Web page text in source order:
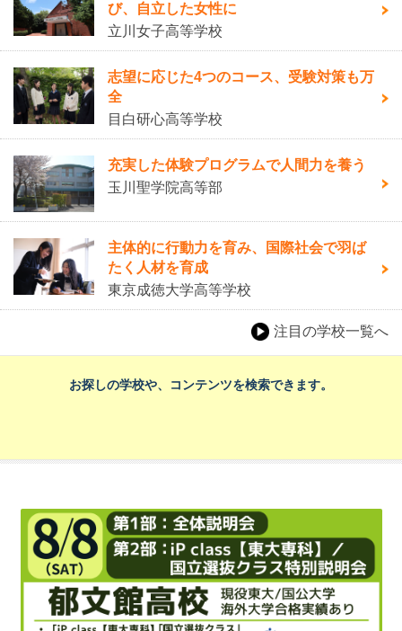
び、自立した女性に
立川女子高等学校
志望に応じた4つのコース、受験対策も万
全
目白研心高等学校
充実した体験プログラムで人間力を養う
玉川聖学院高等部
主体的に行動力を育み、国際社会で羽ば
たく人材を育成
東京成徳大学高等学校
注目の学校一覧へ
お探しの学校や、コンテンツを検索できます。